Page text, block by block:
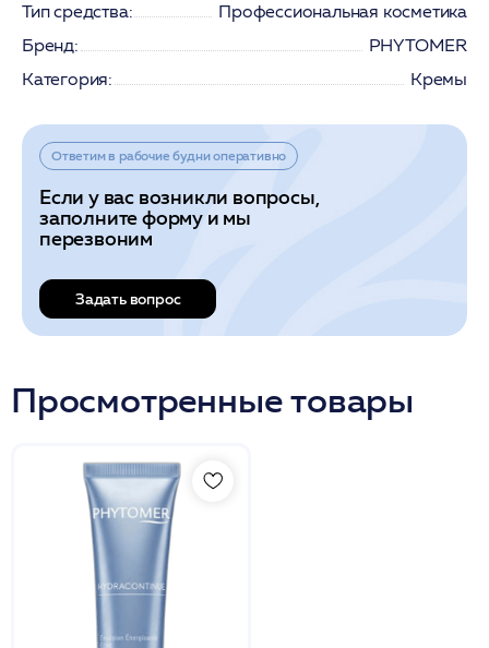
Тип средства:
Профессиональная косметика
Бренд:
PHYTOMER
Категория:
Кремы
Ответим в рабочие будни оперативно
Если у вас возникли вопросы,
заполните форму и мы
перезвоним
Задать вопрос
Просмотренные товары